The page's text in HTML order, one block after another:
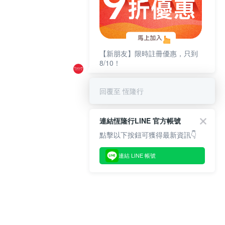
【新朋友】限時註冊優惠，只到
8/10！
回覆至 恆隆行
連結恆隆行LINE 官方帳號
點擊以下按鈕可獲得最新資訊👇
連結 LINE 帳號